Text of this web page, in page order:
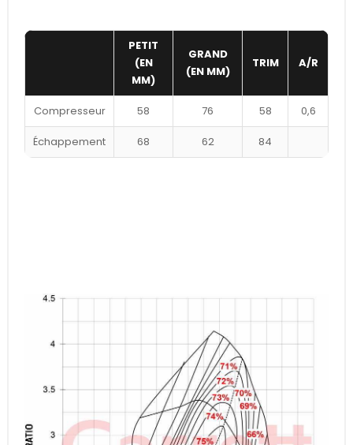
PETIT
(EN
MM)
GRAND
(EN MM)
TRIM A/R
Compresseur 58 76 58 0,6
Échappement 68 62 84